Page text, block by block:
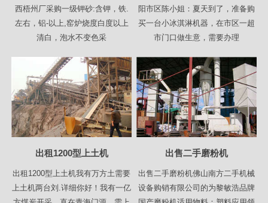
西梧州厂采购一级钾砂:含钾，铁.
左右，铝-以上,窑炉烧度白度以上
清白，泡水不变色采
阳市区陈小姐：夏天到了，准备购
买一台小冰淇淋机器，在市区一超
市门口做生意，需要办理
出租1200型上土机
出租1200型上土机我有万方土需要
上土机两台刘.详细你好！我有一亿
出售二手磨粉机
出售二手磨粉机佛山南方二手机械
设备购销有限公司的为黎敏浩品牌